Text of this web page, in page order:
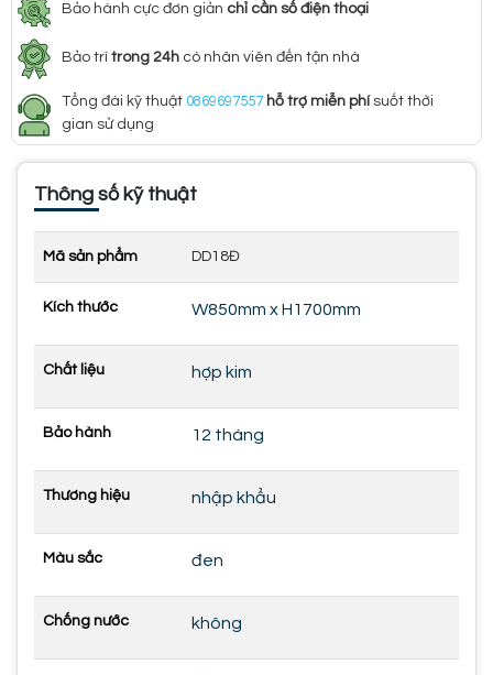
Bảo hành cực đơn giản chỉ cần số điện thoại
Bảo trì trong 24h có nhân viên đến tận nhà
Tổng đài kỹ thuật 0869697557 hỗ trợ miễn phí suốt thời
gian sử dụng
Thông số kỹ thuật
Mã sản phẩm DD18Đ
Kích thước W850mm x H1700mm
Chất liệu hợp kim
Bảo hành 12 tháng
Thương hiệu nhập khẩu
Màu sắc đen
Chống nước không